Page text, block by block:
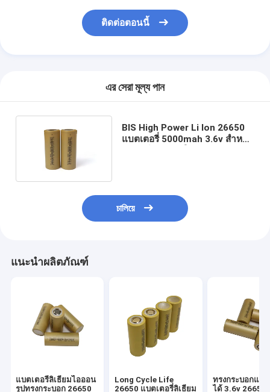
ติดต่อตอนนี้
এর সেরা মূল্য পান
BIS High Power Li Ion 26650
แบตเตอรี่ 5000mah 3.6v สำหรับ
চালিয়ে
แนะนำผลิตภัณฑ์
แบตเตอรี่ลิเธียมไอออน
รูปทรงกระบอก 26650
Long Cycle Life
26650 แบตเตอรี่ลิเธียม
ทรงกระบอกแบ
ได้ 3.6v 26650